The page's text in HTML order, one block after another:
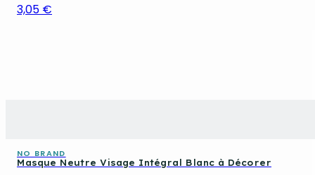
3,05 €
NO BRAND
Masque Neutre Visage Intégral Blanc à Décorer